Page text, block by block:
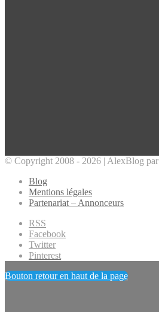
© Copyright 2008 - 2026 | AlexBlog par
Blog
Mentions légales
Partenariat – Annonceurs
RSS
Facebook
Twitter
Pinterest
Bouton retour en haut de la page